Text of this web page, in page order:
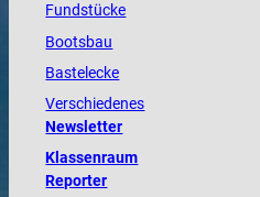
Fundstücke
Bootsbau
Bastelecke
Verschiedenes
Newsletter
Klassenraum
Reporter